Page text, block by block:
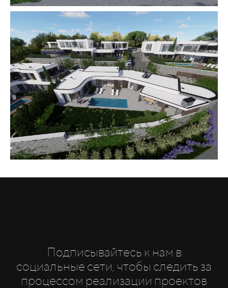
Подписывайтесь к нам в
социальные сети, чтобы следить за
процессом реализации проектов